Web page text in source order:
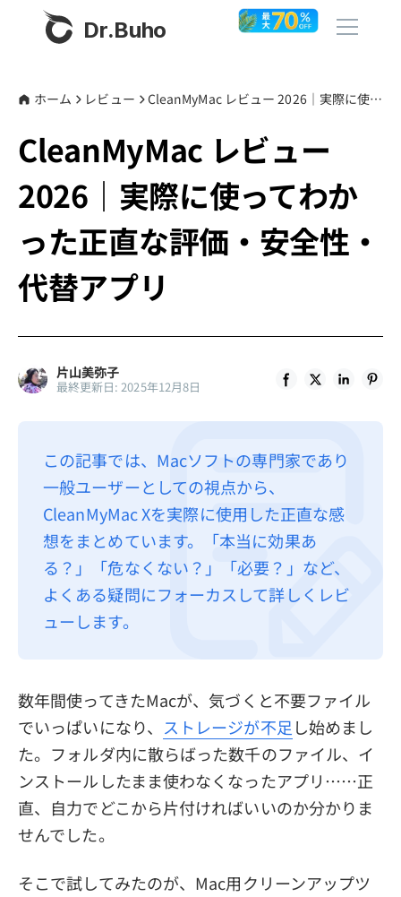
Dr.Buho
製品
BuhoCleaner
BuhoUnlocker
BuhoRepair
BuhoNTFS
ストア
Dr.Buhoについて
サポート
利用規約
返金について
ホーム レビュー CleanMyMac レビュー 2026｜実際に使ってわかった正直な評価・安全性・代替アプリ
CleanMyMac レビュー
2026｜実際に使ってわか
った正直な評価・安全性・
代替アプリ
片山美弥子
最終更新日: 2025年12月8日
この記事では、Macソフトの専門家であり
一般ユーザーとしての視点から、
CleanMyMac Xを実際に使用した正直な感
想をまとめています。「本当に効果あ
る？」「危なくない？」「必要？」など、
よくある疑問にフォーカスして詳しくレビ
ューします。
数年間使ってきたMacが、気づくと不要ファイル
でいっぱいになり、 ストレージが不足 し始めまし
た。フォルダ内に散らばった数千のファイル、イ
ンストールしたまま使わなくなったアプリ……正
直、自力でどこから片付ければいいのか分かりま
せんでした。
そこで試してみたのが、Mac用クリーンアップツ